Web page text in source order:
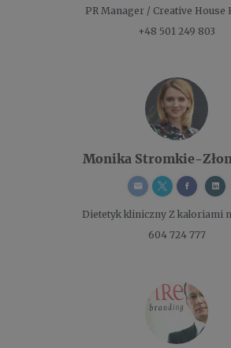
PR Manager / Creative House
+48 501 249 803
Monika Stromkie-
Dietetyk kliniczny Z kaloriami
604 724 777